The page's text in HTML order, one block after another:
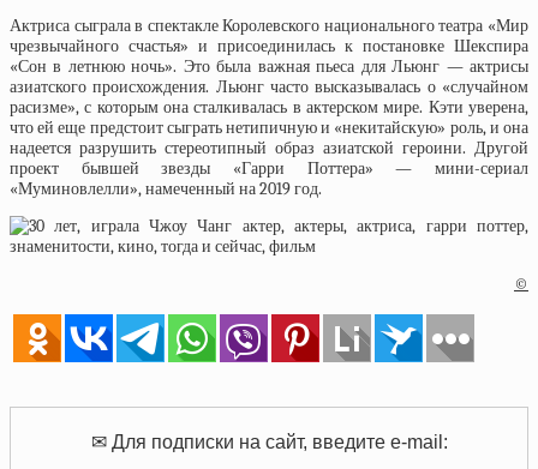
Актриса сыграла в спектакле Королевского национального театра «Мир
чрезвычайного счастья» и присоединилась к постановке Шекспира
«Сон в летнюю ночь». Это была важная пьеса для Льюнг — актрисы
азиатского происхождения. Льюнг часто высказывалась о «случайном
расизме», с которым она сталкивалась в актерском мире. Кэти уверена,
что ей еще предстоит сыграть нетипичную и «некитайскую» роль, и она
надеется разрушить стереотипный образ азиатской героини. Другой
проект бывшей звезды «Гарри Поттера» — мини-сериал
«Муминовлелли», намеченный на 2019 год.
©
✉ Для подписки на сайт, введите e-mail: